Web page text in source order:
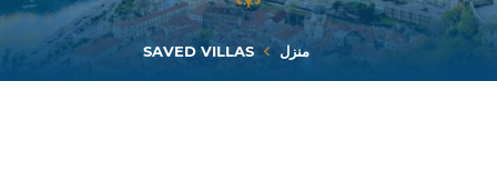
منزل SAVED VILLAS